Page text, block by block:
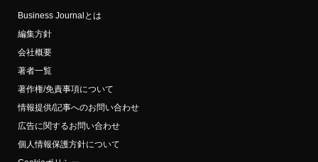
Business Journalとは
編集方針
会社概要
著者一覧
著作権/免責事項について
情報提供/記事へのお問い合わせ
広告に関するお問い合わせ
個人情報保護方針について